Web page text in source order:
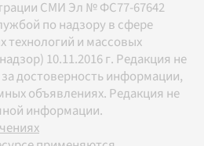
СМИ Эл № ФС77-67642
по надзору в сфере
и массовых
10.11.2016 г. Редакция не
достоверность информации,
объявлениях. Редакция не
информации.